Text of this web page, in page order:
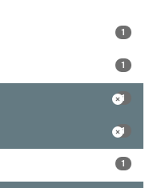
1
1
1
1
1